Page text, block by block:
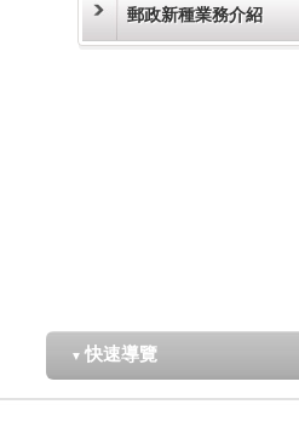
郵政新種業務介紹
▼ 快速導覽